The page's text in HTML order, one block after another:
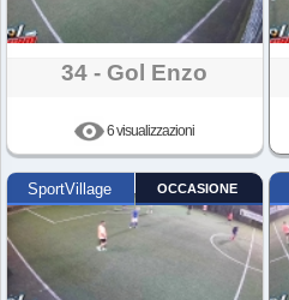
34 - Gol Enzo
6 visualizzazioni
SportVillage OCCASIONE